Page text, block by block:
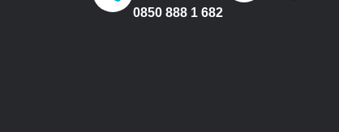
0850 888 1 682